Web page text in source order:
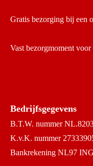
Gratis bezorging bij een
Vast bezorgmoment voor
Bedrijfsgegevens
B.T.W. nummer
K.v.K. nummer
Bankrekening NL97